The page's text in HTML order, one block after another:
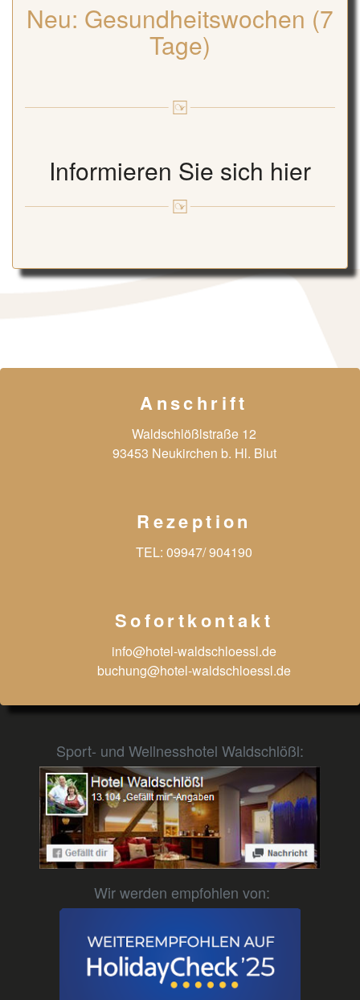
Neu: Gesundheitswochen (7
Tage)
Informieren Sie sich hier
Anschrift
Waldschlößlstraße 12
93453 Neukirchen b. Hl. Blut
Rezeption
TEL: 09947/ 904190
Sofortkontakt
info@hotel-waldschloessl.de
buchung@hotel-waldschloessl.de
Sport- und Wellnesshotel Waldschlößl:
Wir werden empfohlen von: